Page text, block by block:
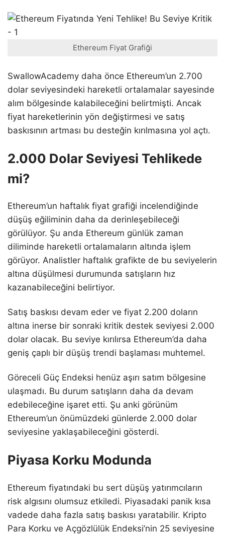
Ethereum Fiyat Grafiği
SwallowAcademy daha önce Ethereum’un 2.700
dolar seviyesindeki hareketli ortalamalar sayesinde
alım bölgesinde kalabileceğini belirtmişti. Ancak
fiyat hareketlerinin yön değiştirmesi ve satış
baskısının artması bu desteğin kırılmasına yol açtı.
2.000 Dolar Seviyesi Tehlikede
mi?
Ethereum’un haftalık fiyat grafiği incelendiğinde
düşüş eğiliminin daha da derinleşebileceği
görülüyor. Şu anda Ethereum günlük zaman
diliminde hareketli ortalamaların altında işlem
görüyor. Analistler haftalık grafikte de bu seviyelerin
altına düşülmesi durumunda satışların hız
kazanabileceğini belirtiyor.
Satış baskısı devam eder ve fiyat 2.200 doların
altına inerse bir sonraki kritik destek seviyesi 2.000
dolar olacak. Bu seviye kırılırsa Ethereum’da daha
geniş çaplı bir düşüş trendi başlaması muhtemel.
Göreceli Güç Endeksi henüz aşırı satım bölgesine
ulaşmadı. Bu durum satışların daha da devam
edebileceğine işaret etti. Şu anki görünüm
Ethereum’un önümüzdeki günlerde 2.000 dolar
seviyesine yaklaşabileceğini gösterdi.
Piyasa Korku Modunda
Ethereum fiyatındaki bu sert düşüş yatırımcıların
risk algısını olumsuz etkiledi. Piyasadaki panik kısa
vadede daha fazla satış baskısı yaratabilir. Kripto
Para Korku ve Açgözlülük Endeksi’nin 25 seviyesine